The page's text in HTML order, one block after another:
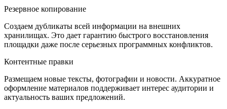
Резервное копирование
Создаем дубликаты всей информации на внешних
хранилищах. Это дает гарантию быстрого восстановления
площадки даже после серьезных программных конфликтов.
Контентные правки
Размещаем новые тексты, фотографии и новости. Аккуратное
оформление материалов поддерживает интерес аудитории и
актуальность ваших предложений.